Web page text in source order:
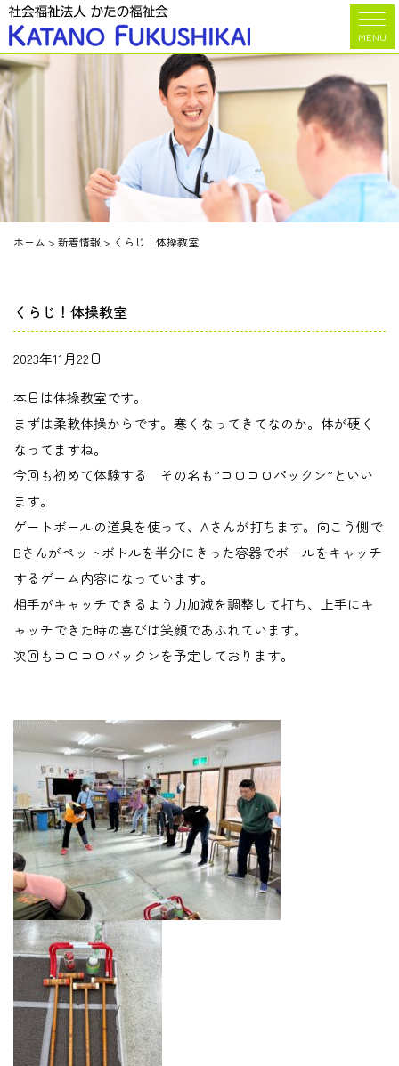
MENU
ホーム > 新着情報 > くらじ！体操教室
くらじ！体操教室
2023年11月22日
本日は体操教室です。
まずは柔軟体操からです。寒くなってきてなのか。体が硬く
なってますね。
今回も初めて体験する その名も”コロコロパックン”といい
ます。
ゲートボールの道具を使って、Aさんが打ちます。向こう側で
Bさんがペットボトルを半分にきった容器でボールをキャッチ
するゲーム内容になっています。
相手がキャッチできるよう力加減を調整して打ち、上手にキ
ャッチできた時の喜びは笑顔であふれています。
次回もコロコロパックンを予定しております。